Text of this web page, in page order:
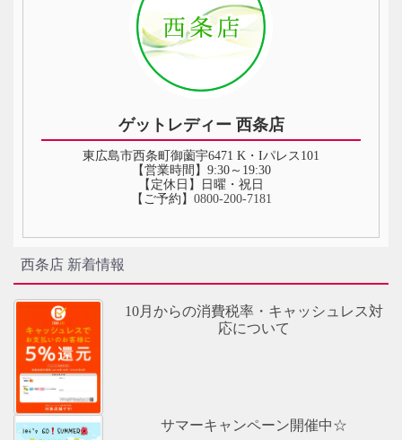
ゲットレディー 西条店
東広島市西条町御薗宇6471 K・Iパレス101
【営業時間】9:30～19:30
【定休日】日曜・祝日
【ご予約】 0800-200-7181
西条店 新着情報
10月からの消費税率・キャッシュレス対
応について
サマーキャンペーン開催中☆